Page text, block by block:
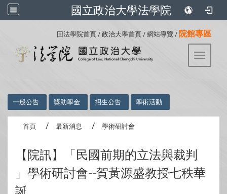
國立政治大學法學院
回法學院首頁 / 政治大學首頁 / 網站導覽 / 院館專區
Toggle
一般公告 獎助學金 招生公告 學術活動
首頁 最新消息 學術研討會
【院訊】「民國前期的立法與裁判
」學術研討會--賀黃源盛教授七秩華